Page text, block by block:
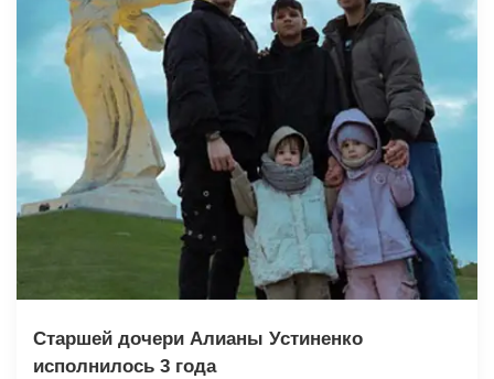
Старшей дочери Алианы Устиненко
исполнилось 3 года